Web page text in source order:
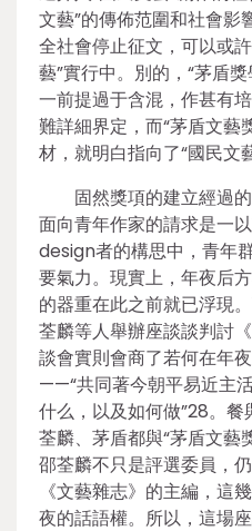
文藝”的傳佈范圍和社會影
全社會停止征文，可以或
藝”實行中。別的，“茅盾
一前提過于含混，作甚有
難詳細界定，而“茅盾文藝
材，就明白指向了“國民文藝
固然獎項的建立經過
面向青年作家的請求是一
design者的構思中，青年
要氣力。現實上，年夜后
的器重在此之前就已浮現
荃麟等人舉辦座談談判討
談會實則會商了若何在年
——“共同著今朝平易近主
什么，以及如何做”28。
荃麟、茅盾都與“茅盾文藝
邵荃麟不只是評選委員，
《文藝雜志》的主編，這
夜的話語權。所以，這場